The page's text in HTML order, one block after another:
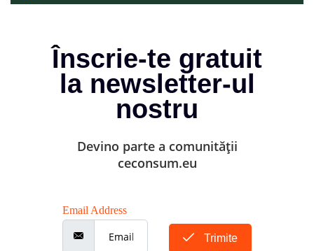
Înscrie-te gratuit
la newsletter-ul
nostru
Devino parte a comunității
ceconsum.eu
Email Address
Trimite